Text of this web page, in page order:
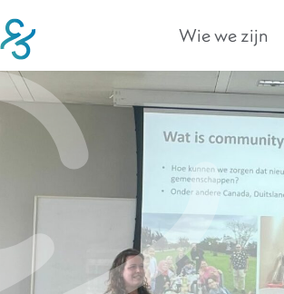
Wie we zijn